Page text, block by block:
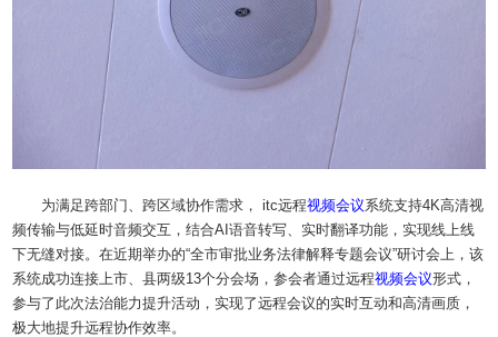
为满足跨部门、跨区域协作需求， itc远程视频会议系统支持4K高清视
频传输与低延时音频交互，结合AI语音转写、实时翻译功能，实现线上线
下无缝对接。在近期举办的“全市审批业务法律解释专题会议”研讨会上，该
系统成功连接上市、县两级13个分会场，参会者通过远程视频会议形式，
参与了此次法治能力提升活动，实现了远程会议的实时互动和高清画质，
极大地提升远程协作效率。